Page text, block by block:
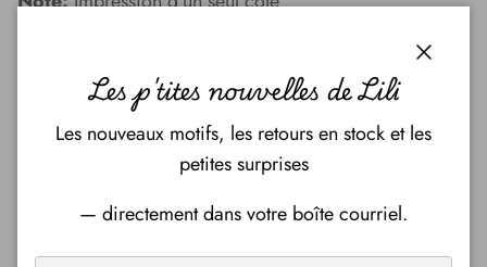
Conseils relativement à l’entretien de
nos serviettes
Notre serviette à mains va à la laveuse et à la
sécheuse.
Les p'tites nouvelles de Lili
Les nouveaux motifs, les retours en stock et les
petites surprises
— directement dans votre boîte courriel.